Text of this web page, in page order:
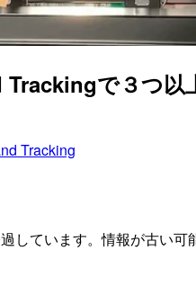
で３つ以
Tracking
しています。情報が古い可